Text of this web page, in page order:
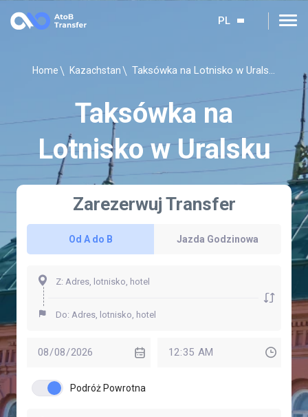
PL
Home Kazachstan Taksówka na Lotnisko w Uralsku
Taksówka na
Lotnisko w Uralsku
Zarezerwuj Transfer
Od A do B Jazda Godzinowa
Podróż Powrotna